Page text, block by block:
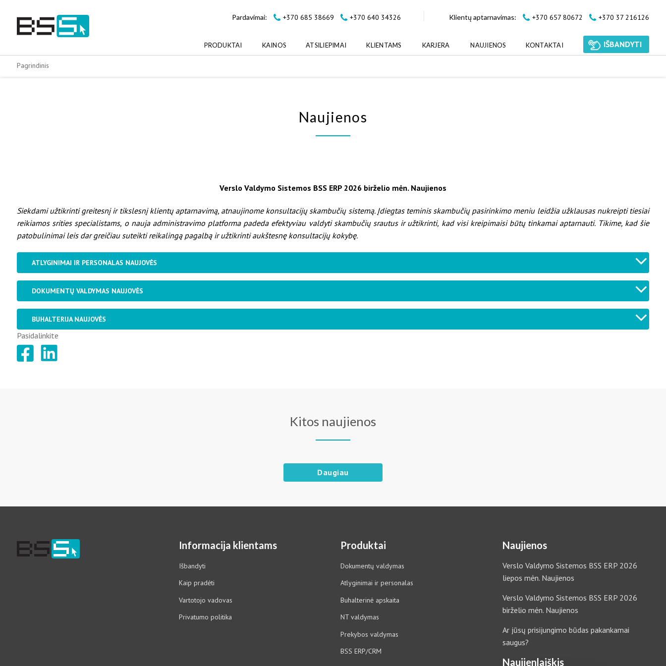
content
Pardavimai: +370 685 38669 +370 640 34326 Klientų aptarnavimas: +370 657 80672 +370 37 216126
PRODUKTAI KAINOS ATSILIEPIMAI KLIENTAMS KARJERA NAUJIENOS KONTAKTAI IŠBANDYTI
Pagrindinis
Naujienos
Verslo Valdymo Sistemos BSS ERP 2026 birželio mėn. Naujienos
Siekdami užtikrinti greitesnį ir tikslesnį klientų aptarnavimą, atnaujinome konsultacijų skambučių sistemą. Įdiegtas teminis skambučių pasirinkimo meniu leidžia užklausas nukreipti tiesiai
reikiamos srities specialistams, o nauja administravimo platforma padeda efektyviau valdyti skambučių srautus ir užtikrinti, kad visi kreipimaisi būtų tinkamai aptarnauti. Tikime, kad šie
patobulinimai leis dar greičiau suteikti reikalingą pagalbą ir užtikrinti aukštesnę konsultacijų kokybę.
ATLYGINIMAI IR PERSONALAS NAUJOVĖS
DOKUMENTŲ VALDYMAS NAUJOVĖS
BUHALTERIJA NAUJOVĖS
Pasidalinkite
Kitos naujienos
Daugiau
Informacija klientams
Išbandyti
Kaip pradėti
Vartotojo vadovas
Privatumo politika
Produktai
Dokumentų valdymas
Atlyginimai ir personalas
Buhalterinė apskaita
NT valdymas
Prekybos valdymas
BSS ERP/CRM
Naujienos
Verslo Valdymo Sistemos BSS ERP 2026
liepos mėn. Naujienos
Verslo Valdymo Sistemos BSS ERP 2026
birželio mėn. Naujienos
Ar jūsų prisijungimo būdas pakankamai
saugus?
Naujienlaiškis